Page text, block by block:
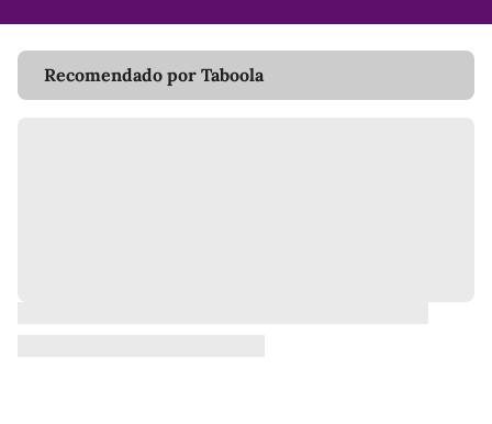
Recomendado por Taboola